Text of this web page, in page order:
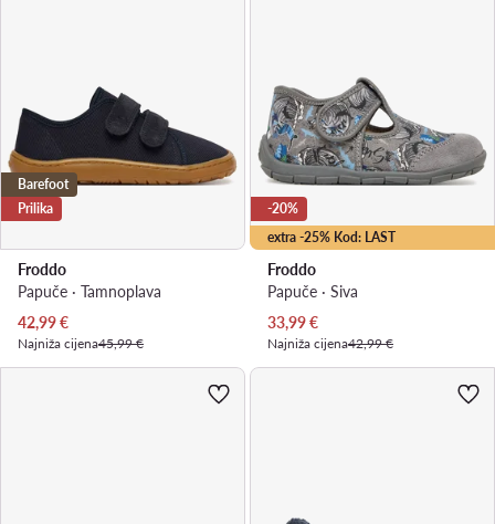
Barefoot
Prilika
Froddo
Papuče · Tamnoplava
Trenutna cijena
42,99€
Najniža cijena45,99 €
extra -25% Kod: LAST
-20%
Froddo
Papuče · Siva
Trenutna cijena
33,99€
Najniža cijena42,99 €